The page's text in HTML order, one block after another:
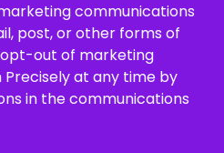
communications
post, or other forms of
out of marketing
at any time by
in the communications